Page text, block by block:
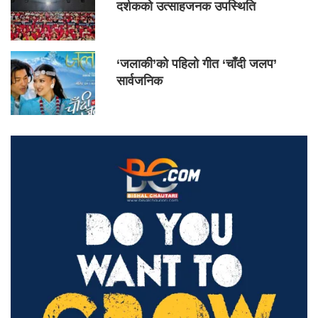
दर्शकको उत्साहजनक उपस्थिति
‘जलाकी’को पहिलो गीत ‘चाँदी जलप’
सार्वजनिक